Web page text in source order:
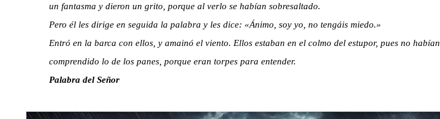
un fantasma y dieron un grito, porque al verlo se habían sobresaltado.
Pero él les dirige en seguida la palabra y les dice: «Ánimo, soy yo, no tengáis miedo.»
Entró en la barca con ellos, y amainó el viento. Ellos estaban en el colmo del estupor, pues no habían
comprendido lo de los panes, porque eran torpes para entender.
Palabra del Señor